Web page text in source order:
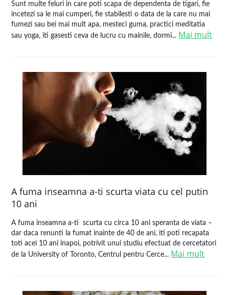
Sunt multe feluri in care poti scapa de dependenta de tigari, fie
incetezi sa le mai cumperi, fie stabilesti o data de la care nu mai
fumezi sau bei mai mult apa, mesteci guma, practici meditatia
sau yoga, iti gasesti ceva de lucru cu mainile, dormi... Mai mult
A fuma inseamna a-ti scurta viata cu cel putin
10 ani
A fuma inseamna a-ti scurta cu circa 10 ani speranta de viata –
dar daca renunti la fumat inainte de 40 de ani, iti poti recapata
toti acei 10 ani inapoi, potrivit unui studiu efectuat de cercetatori
de la University of Toronto, Centrul pentru Cerce... Mai mult